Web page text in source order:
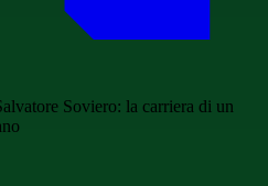
Soviero: la carriera di un